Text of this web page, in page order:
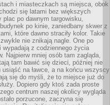
i miasteczkach są miejsca, obok
się latami bez większych
plac po dawnym targowisku,
po kinie, zaniedbany skwer z
które dawno straciły kolor. Takie
nie znikają nagle. One po
wypadają z codziennego życia
Najpierw mniej osób tam zagląda,
tam bawić się dzieci, później nie
usiąść na ławce, a na końcu wszyscy
się do myśli, że to miejsce już do
Dopiero gdy ktoś zada proste
centrum naszej okolicy wygląda
porzucone, zaczyna się